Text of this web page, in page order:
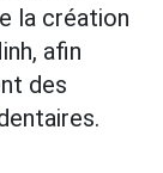
la création
afin
des